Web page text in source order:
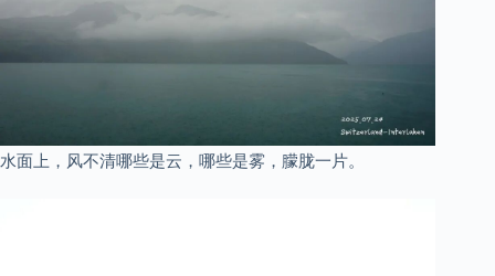
水面上，风不清哪些是云，哪些是雾，朦胧一片。